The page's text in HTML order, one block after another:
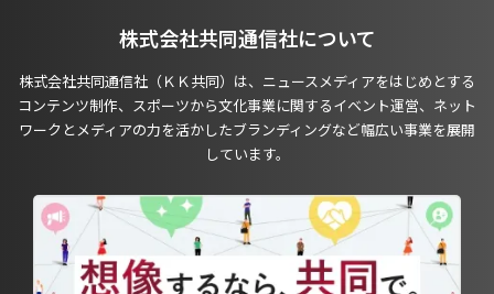
株式会社共同通信社について
株式会社共同通信社（ＫＫ共同）は、ニュースメディアをはじめとする
コンテンツ制作、スポーツから文化事業に関するイベント運営、ネット
ワークとメディアの力を活かしたブランディングなど幅広い事業を展開
しています。